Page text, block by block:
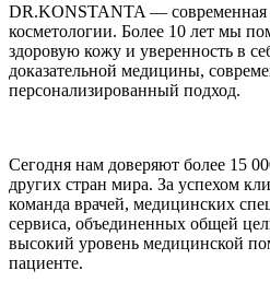
DR.KONSTANTA — современная
косметологии. Более 10 лет мы
здоровую кожу и уверенность в
доказательной медицины,
персонализированный подход.
Сегодня нам доверяют более 15
других стран мира. За успехом
команда врачей, медицинских
сервиса, объединенных общей
высокий уровень медицинской
пациенте.